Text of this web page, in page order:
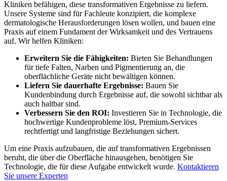
Kliniken befähigen, diese transformativen Ergebnisse zu liefern.
Unsere Systeme sind für Fachleute konzipiert, die komplexe
dermatologische Herausforderungen lösen wollen, und bauen eine
Praxis auf einem Fundament der Wirksamkeit und des Vertrauens
auf. Wir helfen Kliniken:
Erweitern Sie die Fähigkeiten: Bieten Sie Behandlungen
für tiefe Falten, Narben und Pigmentierung an, die
oberflächliche Geräte nicht bewältigen können.
Liefern Sie dauerhafte Ergebnisse: Bauen Sie
Kundenbindung durch Ergebnisse auf, die sowohl sichtbar als
auch haltbar sind.
Verbessern Sie den ROI: Investieren Sie in Technologie, die
hochwertige Kundenprobleme löst, Premium-Services
rechtfertigt und langfristige Beziehungen sichert.
Um eine Praxis aufzubauen, die auf transformativen Ergebnissen
beruht, die über die Oberfläche hinausgehen, benötigen Sie
Technologie, die für diese Aufgabe entwickelt wurde. Kontaktieren
Sie unsere Experten